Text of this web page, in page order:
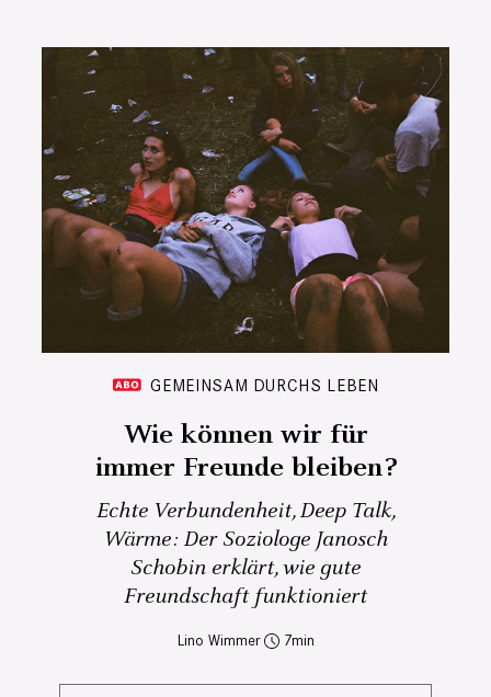
GEMEINSAM DURCHS LEBEN
Wie können wir für
immer Freunde bleiben?
Echte Verbundenheit, Deep Talk,
Wärme: Der Soziologe Janosch
Schobin erklärt, wie gute
Freundschaft funktioniert
Lino Wimmer 7